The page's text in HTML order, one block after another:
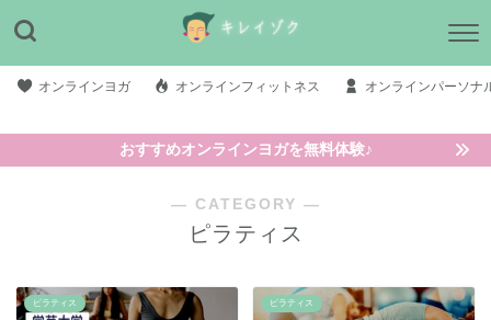
オンラインヨガ オンラインフィットネス オンラインパーソナ
おすすめオンラインヨガを無料体験♪
― CATEGORY ―
ピラティス
ピラティス ピラティス